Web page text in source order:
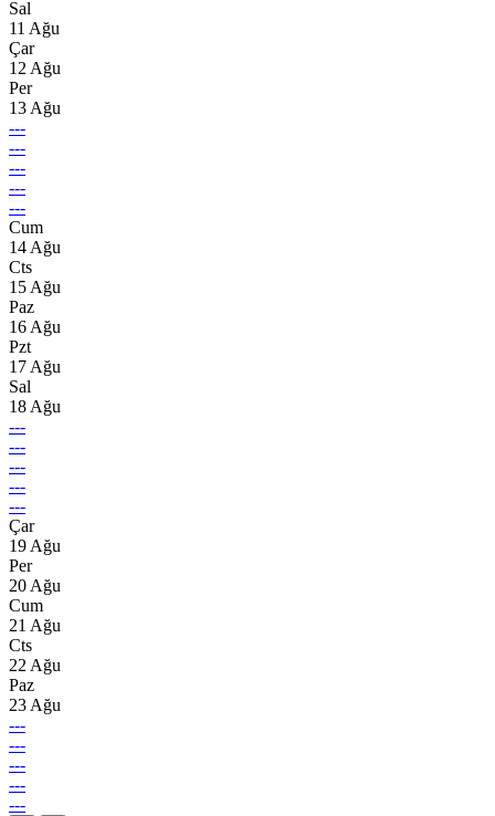
Sal
11 Ağu
Çar
12 Ağu
Per
13 Ağu
---
---
---
---
---
Cum
14 Ağu
Cts
15 Ağu
Paz
16 Ağu
Pzt
17 Ağu
Sal
18 Ağu
---
---
---
---
---
Çar
19 Ağu
Per
20 Ağu
Cum
21 Ağu
Cts
22 Ağu
Paz
23 Ağu
---
---
---
---
---